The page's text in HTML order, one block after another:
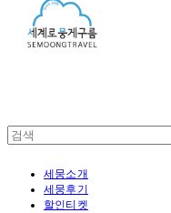
세뭉소개
세뭉후기
할인티켓